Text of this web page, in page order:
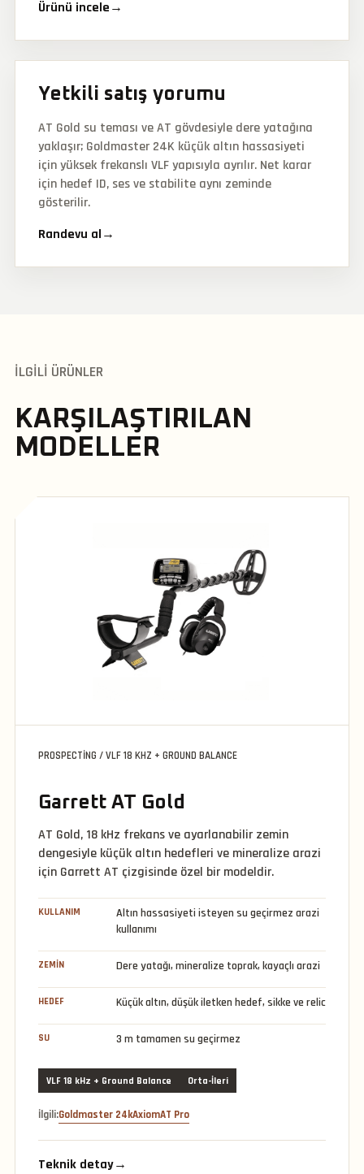
Ürünü incele→
Yetkili satış yorumu
AT Gold su teması ve AT gövdesiyle dere yatağına
yaklaşır; Goldmaster 24K küçük altın hassasiyeti
için yüksek frekanslı VLF yapısıyla ayrılır. Net karar
için hedef ID, ses ve stabilite aynı zeminde
gösterilir.
Randevu al→
İLGILI ÜRÜNLER
KARŞILAŞTIRILAN
MODELLER
PROSPECTING / VLF 18 KHZ + GROUND BALANCE
Garrett AT Gold
AT Gold, 18 kHz frekans ve ayarlanabilir zemin
dengesiyle küçük altın hedefleri ve mineralize arazi
için Garrett AT çizgisinde özel bir modeldir.
KULLANIM
Altın hassasiyeti isteyen su geçirmez arazi
kullanımı
ZEMIN Dere yatağı, mineralize toprak, kayaçlı arazi
HEDEF Küçük altın, düşük iletken hedef, sikke ve relic
SU 3 m tamamen su geçirmez
VLF 18 kHz + Ground Balance Orta-İleri
İlgili:Goldmaster 24kAxiomAT Pro
Teknik detay→